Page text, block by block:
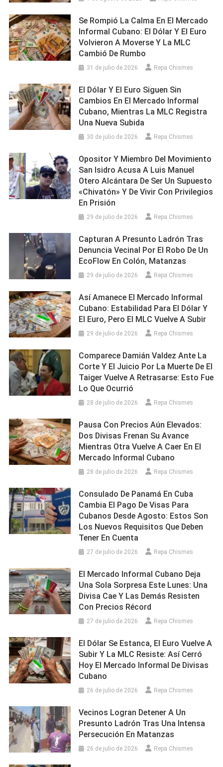
Se Rompió La Calma En El Mercado
Informal Cubano: El Dólar Y El Euro
Volvieron A Moverse Y La MLC
Cambió De Rumbo
31 de julio de 2026 Repa Chismes
El Dólar Y El Euro Siguen Sin
Cambios En El Mercado Informal
Cubano, Mientras La MLC Registra
Una Nueva Subida
30 de julio de 2026 Repa Chismes
Opositor Y Miembro Del Movimiento
San Isidro Acusa A Luis Manuel
Otero Alcántara De Ser Un Supuesto
«chivatón» Y De Vivir Con Privilegios
En Prisión
29 de julio de 2026 Repa Chismes
Capturan A Presunto Ladrón Tras
Denuncia Vecinal Por El Robo De Un
EcoFlow En Colón, Matanzas
29 de julio de 2026 Repa Chismes
Así Amanece El Mercado Informal
Cubano: Estabilidad Para El Dólar Y
El Euro, Pero El MLC Vuelve A Subir
29 de julio de 2026 Repa Chismes
Comparece Damián Valdez Ante La
Corte Y El Juicio Por La Muerte De El
Taiger Vuelve A Retrasarse: Esto Fue
Lo Que Ocurrió
28 de julio de 2026 Repa Chismes
Pausa Con Precios Aún Elevados:
Dos Divisas Frenan Su Avance
Mientras Otra Vuelve A Caer En El
Mercado Informal Cubano
28 de julio de 2026 Repa Chismes
Consulado De Panamá En Cuba
Cambia El Pago De Visas Para
Cubanos Desde Agosto: Estos Son
Los Nuevos Requisitos Que Deben
Tener En Cuenta
27 de julio de 2026 Repa Chismes
El Mercado Informal Cubano Deja
Una Sola Sorpresa Este Lunes: Una
Divisa Cae Y Las Demás Resisten
Con Precios Récord
27 de julio de 2026 Repa Chismes
El Dólar Se Estanca, El Euro Vuelve A
Subir Y La MLC Resiste: Así Cerró
Hoy El Mercado Informal De Divisas
Cubano
26 de julio de 2026 Repa Chismes
Vecinos Logran Detener A Un
Presunto Ladrón Tras Una Intensa
Persecución En Matanzas
26 de julio de 2026 Repa Chismes